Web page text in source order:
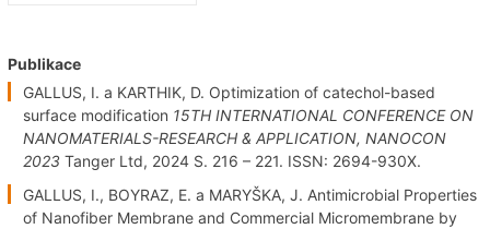
Publikace
GALLUS, I. a KARTHIK, D. Optimization of catechol-based
surface modification 15TH INTERNATIONAL CONFERENCE ON
NANOMATERIALS-RESEARCH & APPLICATION, NANOCON
2023 Tanger Ltd, 2024 S. 216 – 221. ISSN: 2694-930X.
GALLUS, I., BOYRAZ, E. a MARYŠKA, J. Antimicrobial Properties
of Nanofiber Membrane and Commercial Micromembrane by